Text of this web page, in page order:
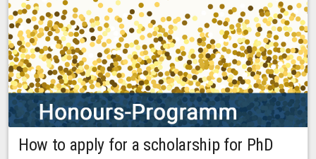
How to apply for a scholarship for PhD